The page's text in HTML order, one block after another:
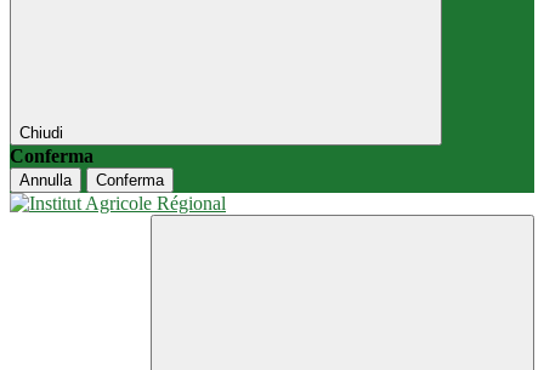
Chiudi
Conferma
Annulla Conferma